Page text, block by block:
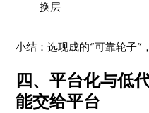
换层
小结：选现成的“可靠轮子”
四、平台化与低
能交给平台